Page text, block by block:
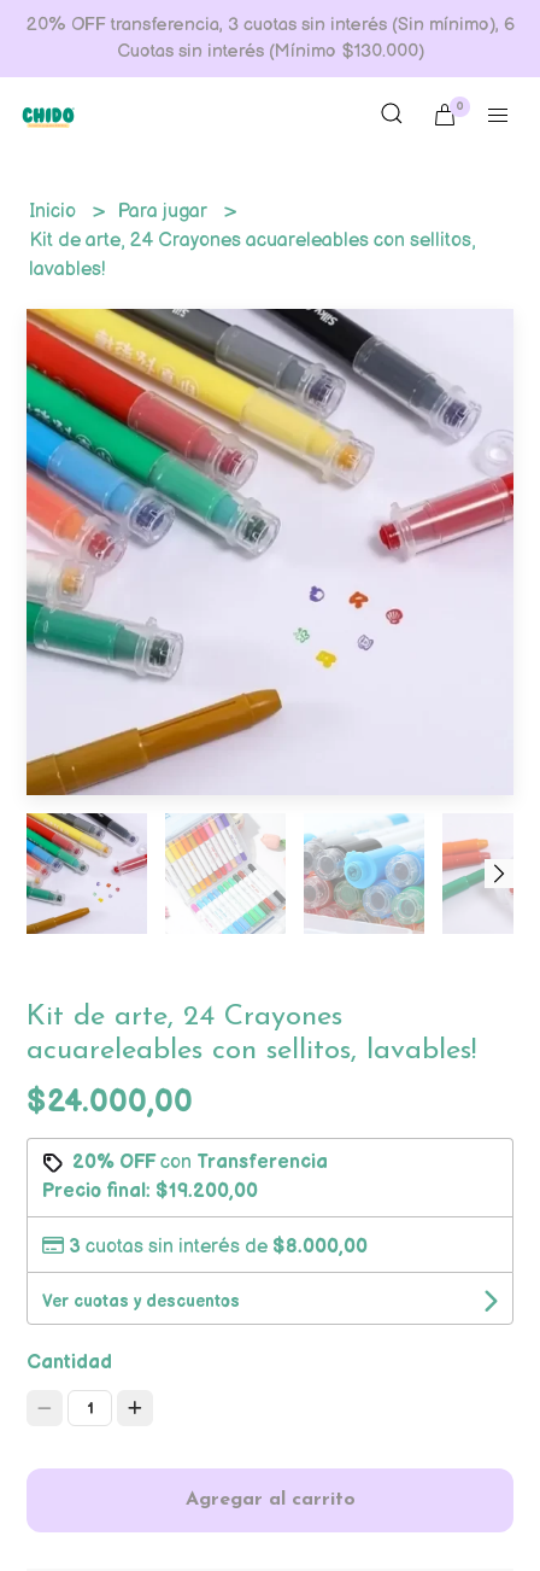
20% OFF transferencia, 3 cuotas sin interés (Sin mínimo), 6
Cuotas sin interés (Mínimo $130.000)
0
Inicio
Para jugar
Kit de arte, 24 Crayones acuareleables con sellitos,
lavables!
Kit de arte, 24 Crayones
acuareleables con sellitos, lavables!
$24.000,00
20% OFFcon Transferencia
Precio final: $19.200,00
3 cuotas sin interés de $8.000,00
Ver cuotas y descuentos
Cantidad
1
Agregar al carrito